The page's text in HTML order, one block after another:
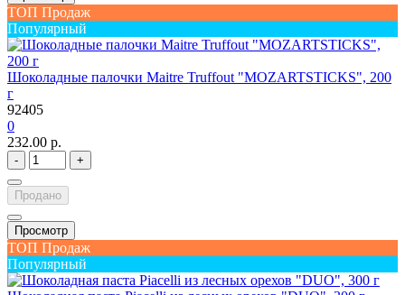
ТОП Продаж
Популярный
Шоколадные палочки Maitre Truffout "MOZARTSTICKS", 200
г
92405
0
232.00 р.
- +
Продано
Просмотр
ТОП Продаж
Популярный